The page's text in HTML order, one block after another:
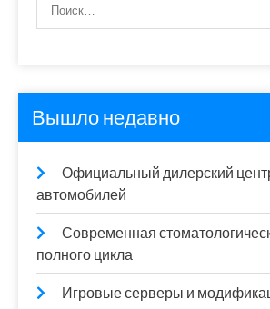
Вышло недавно
Официальный дилерский
автомобилей
Современная
полного цикла
Игровые серверы и